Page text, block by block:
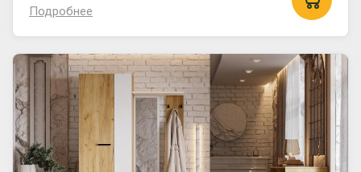
Подробнее